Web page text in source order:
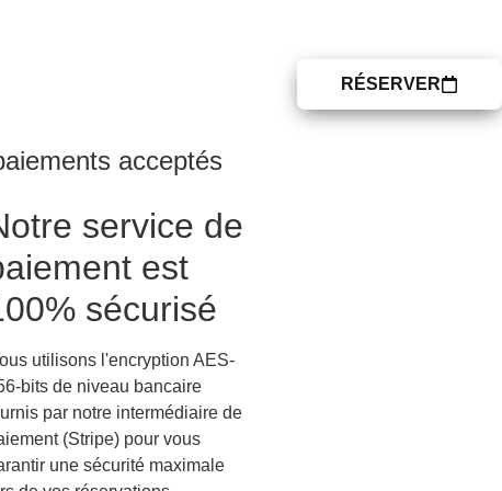
RÉSERVER
acceptés
service de
est
sécurisé
utilisons l'encryption AES-
bits de niveau bancaire
par notre intermédiaire de
(Stripe) pour vous
une sécurité maximale